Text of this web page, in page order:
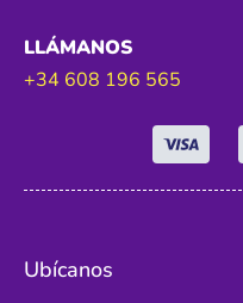
LLÁMANOS
+34 608 196 565
Ubícanos